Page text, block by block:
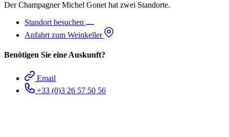
Der Champagner Michel Gonet hat zwei Standorte.
Standort besuchen
Anfahrt zum Weinkeller
Benötigen Sie eine Auskunft?
Email
+33 (0)3 26 57 50 56